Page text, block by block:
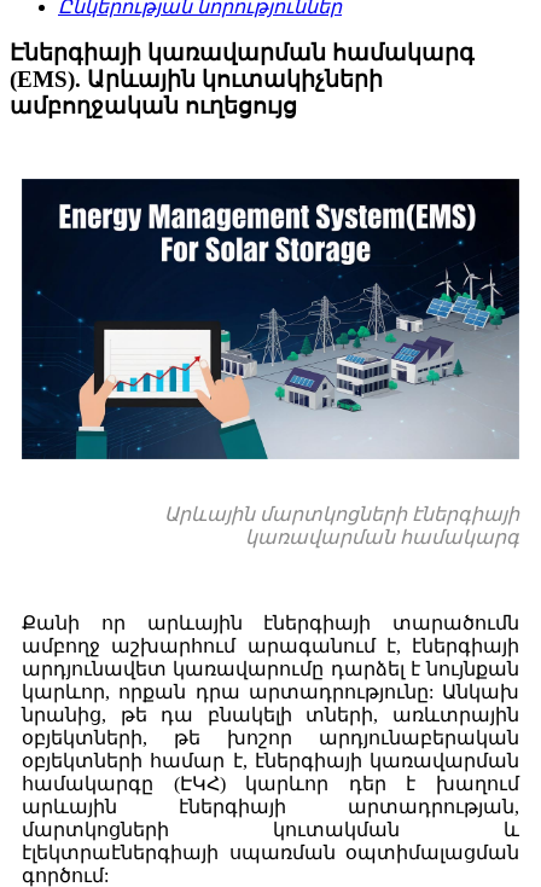
Ընկերության նորություններ
Էներգիայի կառավարման համակարգ
(EMS). Արևային կուտակիչների
ամբողջական ուղեցույց
Արևային մարտկոցների էներգիայի
կառավարման համակարգ
Քանի որ արևային էներգիայի տարածումն
ամբողջ աշխարհում արագանում է, էներգիայի
արդյունավետ կառավարումը դարձել է նույնքան
կարևոր, որքան դրա արտադրությունը: Անկախ
նրանից, թե դա բնակելի տների, առևտրային
օբյեկտների, թե խոշոր արդյունաբերական
օբյեկտների համար է, էներգիայի կառավարման
համակարգը (ԷԿՀ) կարևոր դեր է խաղում
արևային էներգիայի արտադրության,
մարտկոցների կուտակման և
էլեկտրաէներգիայի սպառման օպտիմալացման
գործում: